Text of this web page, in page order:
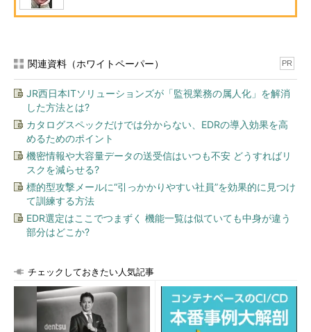
関連資料（ホワイトペーパー） PR
JR西日本ITソリューションズが「監視業務の属人化」を解消
した方法とは?
カタログスペックだけでは分からない、EDRの導入効果を高
めるためのポイント
機密情報や大容量データの送受信はいつも不安 どうすればリ
スクを減らせる?
標的型攻撃メールに“引っかかりやすい社員”を効果的に見つけ
て訓練する方法
EDR選定はここでつまずく 機能一覧は似ていても中身が違う
部分はどこか?
チェックしておきたい人気記事